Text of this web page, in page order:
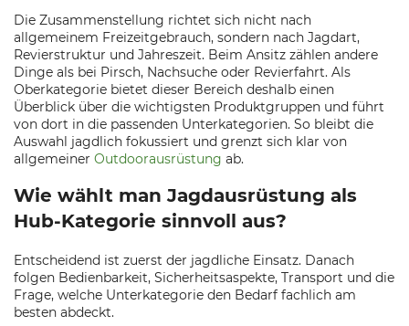
Die Zusammenstellung richtet sich nicht nach
allgemeinem Freizeitgebrauch, sondern nach Jagdart,
Revierstruktur und Jahreszeit. Beim Ansitz zählen andere
Dinge als bei Pirsch, Nachsuche oder Revierfahrt. Als
Oberkategorie bietet dieser Bereich deshalb einen
Überblick über die wichtigsten Produktgruppen und führt
von dort in die passenden Unterkategorien. So bleibt die
Auswahl jagdlich fokussiert und grenzt sich klar von
allgemeiner Outdoorausrüstung ab.
Wie wählt man Jagdausrüstung als
Hub-Kategorie sinnvoll aus?
Entscheidend ist zuerst der jagdliche Einsatz. Danach
folgen Bedienbarkeit, Sicherheitsaspekte, Transport und die
Frage, welche Unterkategorie den Bedarf fachlich am
besten abdeckt.